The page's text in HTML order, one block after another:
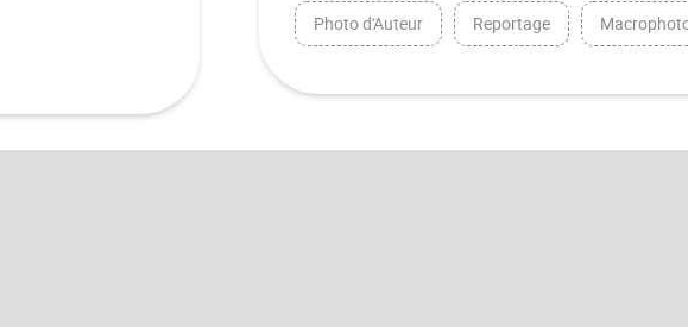
Photo d'Auteur Reportage